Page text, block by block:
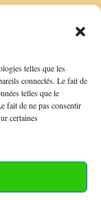
telles que les
connectés. Le fait de
telles que le
fait de ne pas consentir
certaines
Paris